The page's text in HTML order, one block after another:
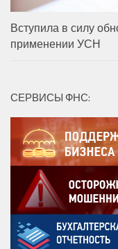
Вступила в силу
применении УСН
СЕРВИСЫ ФНС: